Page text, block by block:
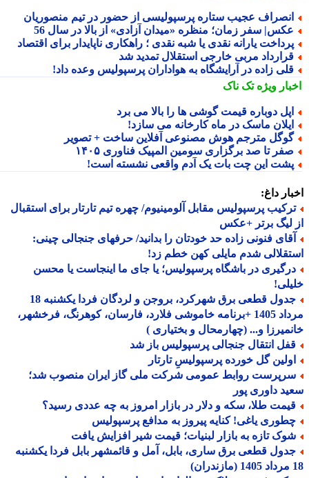
عجیب ستاره پرسپولیسی از حضور در تیم منصوریان
سفر زمان؛ منظره «میدان آزادی» از بالا در سال 56
یارانه نقدی یا شبه نقدی ؛ راهکاری ناپایدار برای اقتصاد
مربی خارجی استقلال تمدید شد
زاده در آرایشگاه به هواداران پرسپولیس وعده داد!
ویژهتک ناک
دوباره قیمت گوشی ها را بالا می برد
ماسک در ماه کارخانه می سازد!
مترجم هوش مصنوعی آفلاین ساخت + تصویر
تا صد برگزاری سومین المپیک فناوری ۱۴۰۵
این چت بات یک آدم واقعی نشسته است!
داغ:
پرسپولیس مقابل آلومینیوم/ چهره تیم تارتار برای استقبال
لیگ برتر +عکس
فنونی زاده حد خودتان را بدانید/ حرفهای جنجالی چینی:
شدم مایلی کهن خطم زد!
در باشگاه پرسپولیس؛ یا جای ما اینجاست یا محسن
جدول قطعی برق شهرکرد، بروجن و لردگان فردا یکشنبه 18
مرداد 1405 +برنامه خاموشی فلارد، فارسان، کوهرنگ، فرخشهر،
و... (چهارمحال و بختیاری )
انتقال جنجالی پرسپولیس باز شد
گل خورده پرسپولیسِ تارتار
روابط عمومی شرکت ملی گاز ایران منصوب شد؛
داوری پور
طلا، سکه و دلار در بازار امروز به چه عددی رسید؟
یاغی! کنایه پیروز به مدافع پرسپولیس
تازه به بازار لبنیات؛ قیمت شیر افزایش یافت
قطعی برق ساری، بابل، آمل و قائمشهر بابل فردا یکشنبه